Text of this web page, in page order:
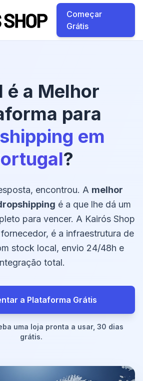
Começar
Grátis
é a Melhor
para
em
?
encontrou. A melhor
é a que lhe dá um
para vencer. A Kairós Shop
é a infraestrutura de
stock local, envio 24/48h e
total.
a Plataforma Grátis
uma loja pronta a usar, 30 dias
grátis.